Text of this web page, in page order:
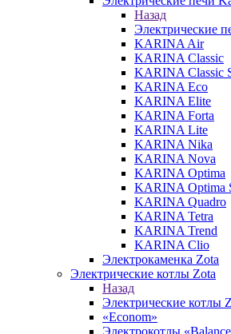
Назад
Электрические
KARINA Air
KARINA Classic
KARINA Classic
KARINA Eco
KARINA Elite
KARINA Forta
KARINA Lite
KARINA Nika
KARINA Nova
KARINA Optima
KARINA Optima
KARINA Quadro
KARINA Tetra
KARINA Trend
KARINA Clio
Электрокаменка Zota
Электрические котлы Zota
Назад
Электрические котлы
«Econom»
Электрокотлы